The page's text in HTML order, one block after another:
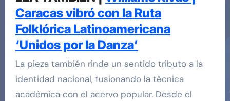
Caracas vibró con la Ruta
Folklórica Latinoamericana
‘Unidos por la Danza’
La pieza también rinde un sentido tributo a la
identidad nacional, fusionando la técnica
académica con el acervo popular. Desde el